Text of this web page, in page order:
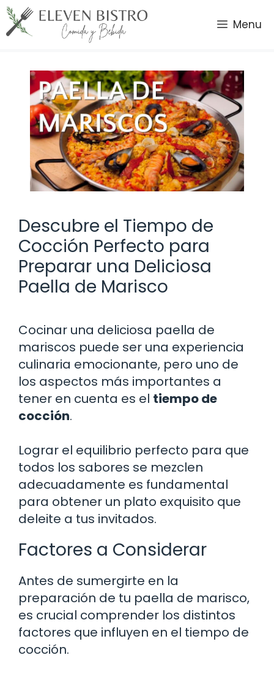
Saltar
al
contenido
Menu
Descubre el Tiempo de
Cocción Perfecto para
Preparar una Deliciosa
Paella de Marisco
Cocinar una deliciosa paella de
mariscos puede ser una experiencia
culinaria emocionante, pero uno de
los aspectos más importantes a
tener en cuenta es el tiempo de
cocción.
Lograr el equilibrio perfecto para que
todos los sabores se mezclen
adecuadamente es fundamental
para obtener un plato exquisito que
deleite a tus invitados.
Factores a Considerar
Antes de sumergirte en la
preparación de tu paella de marisco,
es crucial comprender los distintos
factores que influyen en el tiempo de
cocción.